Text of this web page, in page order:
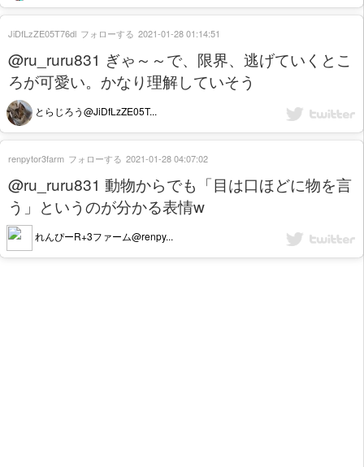
@ru_ruru831 ぎゃ～～で、限界、逃げていくとこ
ろが可愛い。かなり理解していそう
とらじろう@JiDfLzZE05T...
JiDfLzZE05T76dl フォローする 2021-01-28 01:14:51
@ru_ruru831 動物からでも「目は口ほどに物を言
う」というのが分かる表情w
れんぴーR+3ファーム@renpy...
renpytor3farm フォローする 2021-01-28 04:07:02